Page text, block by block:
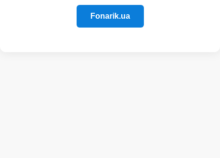
Fonarik.ua